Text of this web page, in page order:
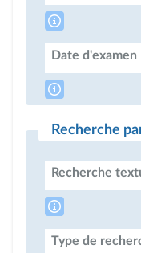
Date d'examen
Recherche
Recherche
Type de